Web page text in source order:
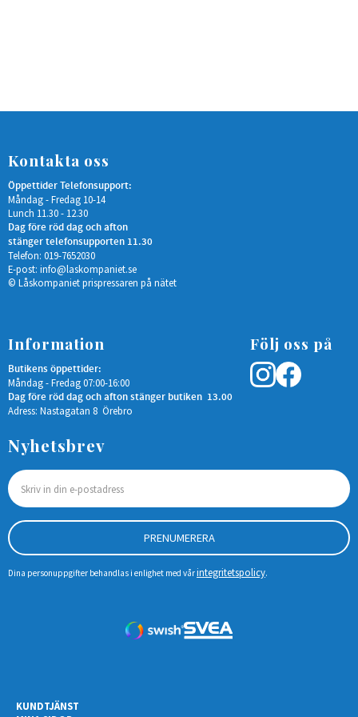
Kontakta oss
Öppettider Telefonsupport:
Måndag - Fredag 10-14
Lunch 11.30 - 12.30
Dag före röd dag och afton
stänger telefonsupporten 11.30
Telefon: 019-7652030
E-post: info@laskompaniet.se
© Låskompaniet prispressaren på nätet
Information
Butikens öppettider:
Måndag - Fredag 07:00-16:00
Dag före röd dag och afton stänger butiken 13.00
Adress: Nastagatan 8 Örebro
Följ oss på
Nyhetsbrev
PRENUMERERA
Dina personuppgifter behandlas i enlighet med vårintegritetspolicy.
KUNDTJÄNST